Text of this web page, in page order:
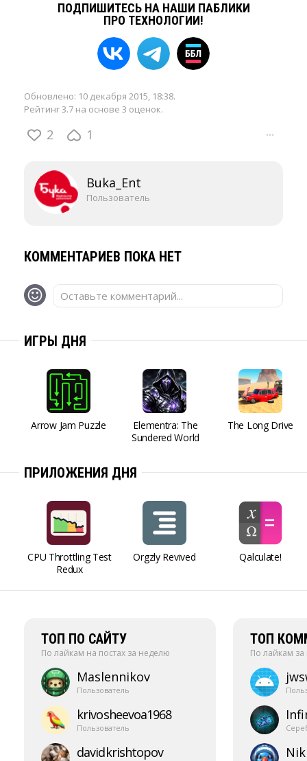
ПОДПИШИТЕСЬ НА НАШИ ПАБЛИКИ
ПРО ТЕХНОЛОГИИ!
Обновлено: 10 декабря 2015, 18:38.
Рейтинг 3.7 на основе 3 оценок.
2 1 ···
Buka_Ent
Пользователь
КОММЕНТАРИЕВ ПОКА НЕТ
Оставьте комментарий...
ИГРЫ ДНЯ
Arrow Jam Puzzle
Elementra: The
Sundered World
The Long Drive
ПРИЛОЖЕНИЯ ДНЯ
CPU Throttling Test
Redux
Orgzly Revived Qalculate!
ТОП ПО САЙТУ
По лайкам на постах за неделю
Maslennikov
Пользователь
krivosheevoa1968
Пользователь
davidkrishtopov
ТОП
По лайкам